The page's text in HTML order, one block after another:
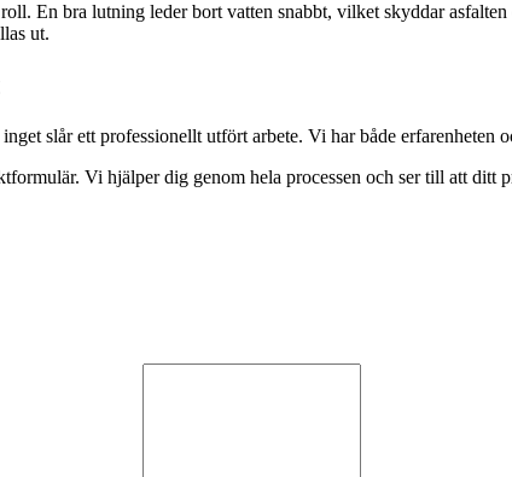
En bra lutning leder bort vatten snabbt, vilket skyddar
ut.
slår ett professionellt utfört arbete. Vi har både
Vi hjälper dig genom hela processen och ser till att ditt